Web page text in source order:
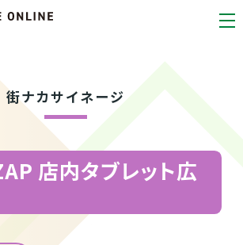
街ナカサイネージ
店内タブレット広